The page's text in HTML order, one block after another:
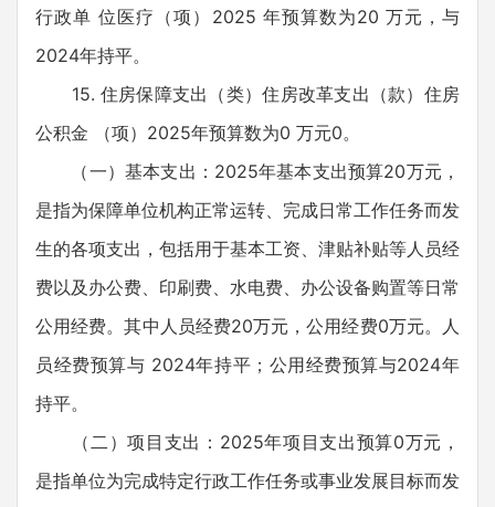
行政单 位医疗（项）2025 年预算数为20 万元，与
2024年持平。
15. 住房保障支出（类）住房改革支出（款）住房
公积金 （项）2025年预算数为0 万元0。
（一）基本支出：2025年基本支出预算20万元，
是指为保障单位机构正常运转、完成日常工作任务而发
生的各项支出，包括用于基本工资、津贴补贴等人员经
费以及办公费、印刷费、水电费、办公设备购置等日常
公用经费。其中人员经费20万元，公用经费0万元。人
员经费预算与 2024年持平；公用经费预算与2024年
持平。
（二）项目支出：2025年项目支出预算0万元，
是指单位为完成特定行政工作任务或事业发展目标而发